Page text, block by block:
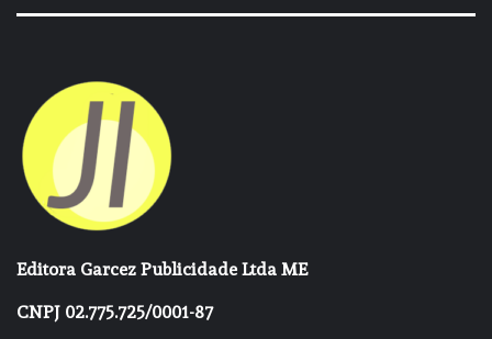
Editora Garcez Publicidade Ltda ME
CNPJ 02.775.725/0001-87